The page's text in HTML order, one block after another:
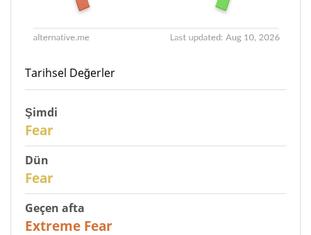
Tarihsel Değerler
Şimdi
Fear
Dün
Fear
Geçen afta
Extreme Fear